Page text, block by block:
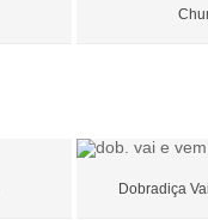
Dobradiça